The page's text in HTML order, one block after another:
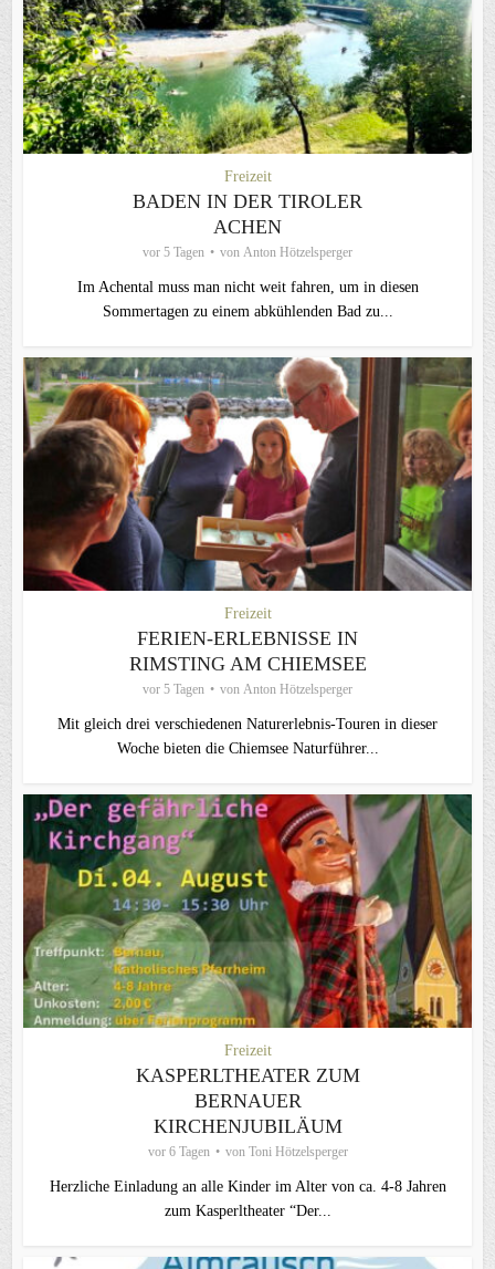
Freizeit
BADEN IN DER TIROLER
ACHEN
vor 5 Tagen von Anton Hötzelsperger
Im Achental muss man nicht weit fahren, um in diesen
Sommertagen zu einem abkühlenden Bad zu...
Freizeit
FERIEN-ERLEBNISSE IN
RIMSTING AM CHIEMSEE
vor 5 Tagen von Anton Hötzelsperger
Mit gleich drei verschiedenen Naturerlebnis-Touren in dieser
Woche bieten die Chiemsee Naturführer...
Freizeit
KASPERLTHEATER ZUM
BERNAUER
KIRCHENJUBILÄUM
vor 6 Tagen von Toni Hötzelsperger
Herzliche Einladung an alle Kinder im Alter von ca. 4-8 Jahren
zum Kasperltheater “Der...